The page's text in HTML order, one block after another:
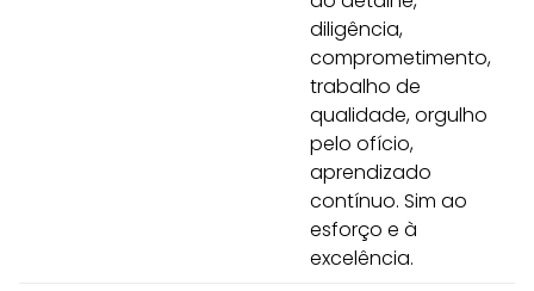
diligência,
comprometimento,
trabalho de
qualidade, orgulho
pelo ofício,
aprendizado
contínuo. Sim ao
esforço e à
excelência.